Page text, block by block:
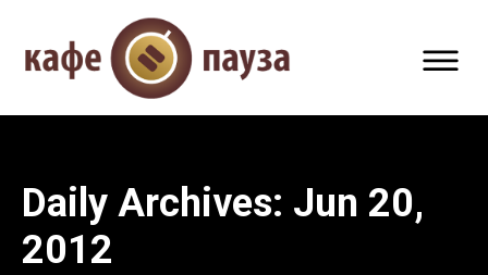
Daily Archives: Jun 20,
2012